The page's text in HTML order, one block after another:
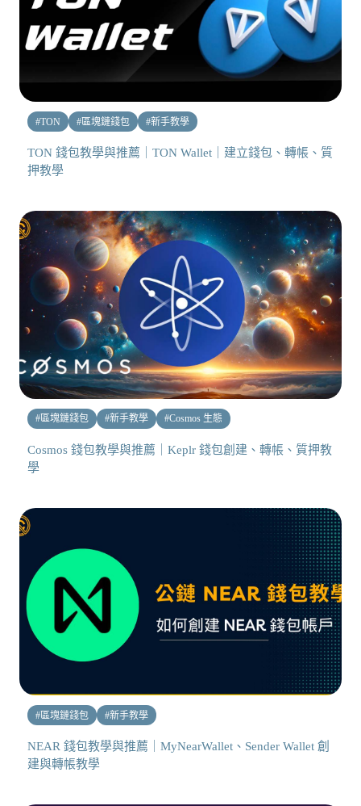
#TON #區塊鏈錢包 #新手教學
TON 錢包教學與推薦｜TON Wallet｜建立錢包、轉帳、質
押教學
#區塊鏈錢包 #新手教學 #Cosmos 生態
Cosmos 錢包教學與推薦｜Keplr 錢包創建、轉帳、質押教
學
#區塊鏈錢包 #新手教學
NEAR 錢包教學與推薦｜MyNearWallet、Sender Wallet 創
建與轉帳教學